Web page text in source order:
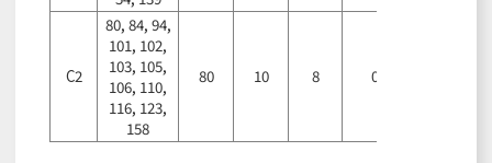
C2
80, 84, 94,
101, 102,
103, 105,
106, 110,
116, 123,
158
80 10 8 0